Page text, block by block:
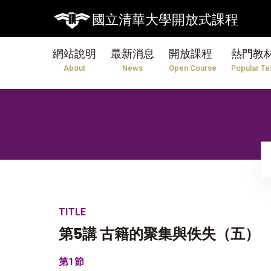
國立清華大學開放式課程
網站說明
About
最新消息
News
開放課程
Open Course
熱門教
Popular
【7/31】114學年
TITLE
第5講 古籍的聚集與佚失（五）
第1節